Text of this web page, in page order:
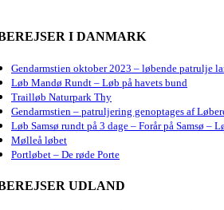
I DANMARK
Gendarmstien oktober 2023 – løbende patrulje
Løb Mandø Rundt – Løb på havets bund
Trailløb Naturpark Thy
Gendarmstien – patruljering genoptages af
Løb Samsø rundt på 3 dage – Forår på Samsø –
Mølleå løbet
Portløbet – De røde Porte
UDLAND